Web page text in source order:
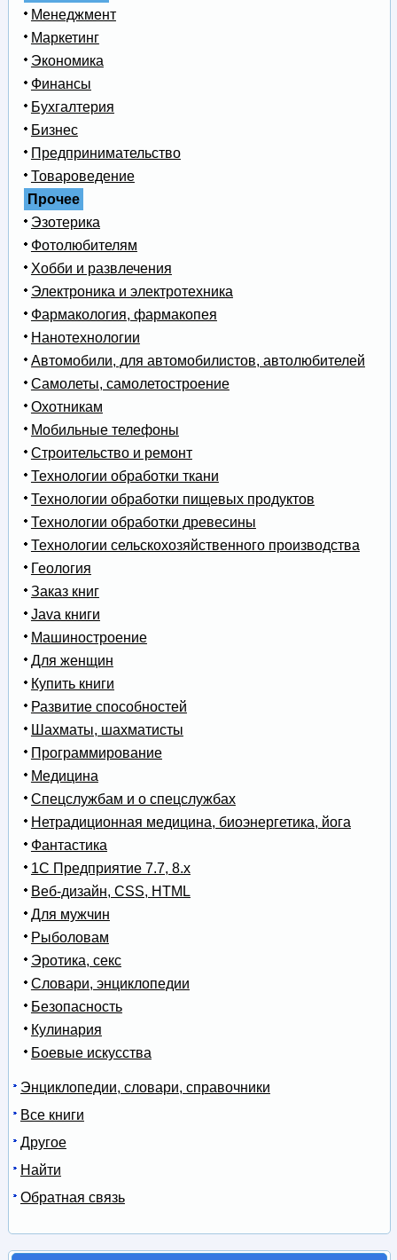
Менеджмент
Маркетинг
Экономика
Финансы
Бухгалтерия
Бизнес
Предпринимательство
Товароведение
Прочее
Эзотерика
Фотолюбителям
Хобби и развлечения
Электроника и электротехника
Фармакология, фармакопея
Нанотехнологии
Автомобили, для автомобилистов, автолюбителей
Самолеты, самолетостроение
Охотникам
Мобильные телефоны
Строительство и ремонт
Технологии обработки ткани
Технологии обработки пищевых продуктов
Технологии обработки древесины
Технологии сельскохозяйственного производства
Геология
Заказ книг
Java книги
Машиностроение
Для женщин
Купить книги
Развитие способностей
Шахматы, шахматисты
Программирование
Медицина
Спецслужбам и о спецслужбах
Нетрадиционная медицина, биоэнергетика, йога
Фантастика
1С Предприятие 7.7, 8.x
Веб-дизайн, CSS, HTML
Для мужчин
Рыболовам
Эротика, секс
Словари, энциклопедии
Безопасность
Кулинария
Боевые искусства
Энциклопедии, словари, справочники
Все книги
Другое
Найти
Обратная связь